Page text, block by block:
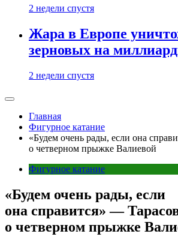
2 недели спустя
Жара в Европе
зерновых на
2 недели спустя
Главная
Фигурное катание
«Будем очень рады, если она
о четверном прыжке Валиевой
Фигурное катание
«Будем очень рады, если
она справится» —
о четверном прыжке